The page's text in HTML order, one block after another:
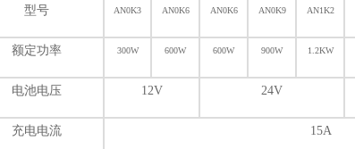
型号 AN0K3 AN0K6 AN0K6 AN0K9 AN1K2
额定功率 300W 600W 600W 900W 1.2KW
电池电压 12V 24V
充电电流 15A